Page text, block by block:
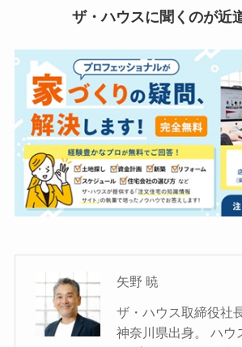
ザ・ハウスに聞くのが近
矢野 暁
ザ・ハウス取締役社
神奈川県出身。 ハウ